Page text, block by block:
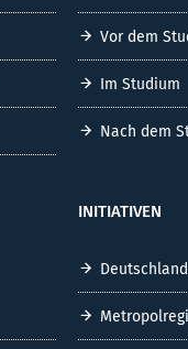
Vor dem
Im Studium
Nach dem
INITIATIVEN